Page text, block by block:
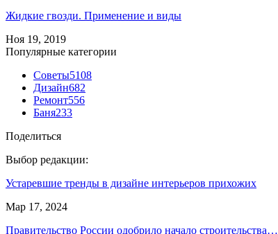
Жидкие гвозди. Применение и виды
Ноя 19, 2019
Популярные категории
Советы5108
Дизайн682
Ремонт556
Баня233
Поделиться
Выбор редакции:
Устаревшие тренды в дизайне интерьеров прихожих
Мар 17, 2024
Правительство России одобрило начало строительства…